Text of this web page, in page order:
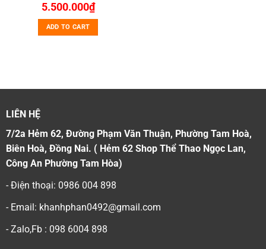
5.500.000₫
ADD TO CART
LIÊN HỆ
7/2a Hẻm 62, Đường Phạm Văn Thuận, Phường Tam Hoà,
Biên Hoà, Đồng Nai. ( Hẻm 62 Shop Thể Thao Ngọc Lan,
Công An Phường Tam Hòa)
- Điện thoại: 0986 004 898
- Email: khanhphan0492@gmail.com
- Zalo,Fb : 098 6004 898